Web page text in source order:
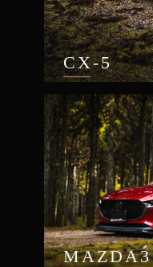
CX-5
MAZDA3